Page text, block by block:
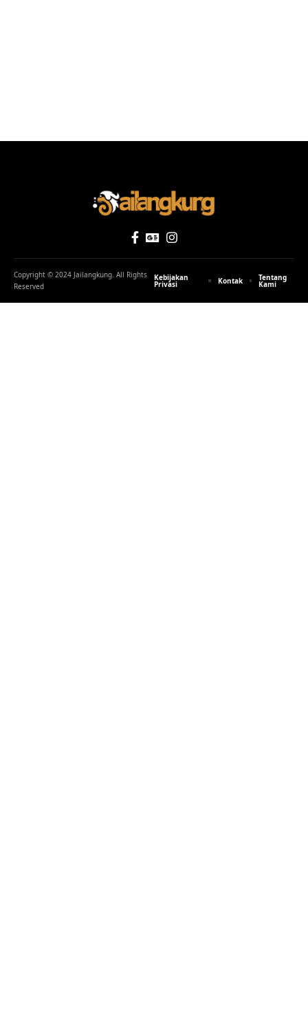
Copyright © 2024 Jailangkung. All Rights
Reserved
Kebijakan
Privasi Kontak Tentang
Kami